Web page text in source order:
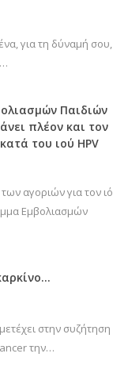
για τη δύναμή σου,
Παιδιών
πλέον και τον
του ιού HPV
αγοριών για τον ιό
Εμβολιασμών
στην συζήτηση
την…